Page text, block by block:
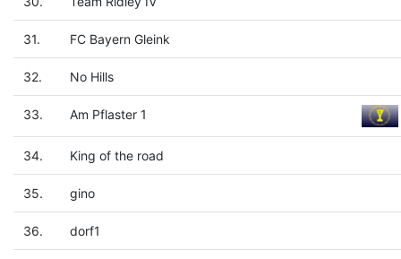
31. FC Bayern Gleink
32. No Hills
33. Am Pflaster 1
34. King of the road
35. gino
36. dorf1